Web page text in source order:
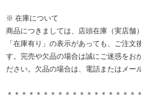
※ 在庫について
商品につきましては、店頭在庫（実店舗
「在庫有り」の表示があっても、ご注
す。完売や欠品の場合は誠にご迷惑をお
ださい。欠品の場合は、電話またはメー
＊＊＊＊＊＊＊＊＊＊＊＊＊＊＊＊＊＊